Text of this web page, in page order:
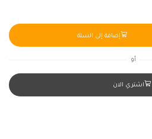
إضافة إلى السلة
أو
اشتري الان